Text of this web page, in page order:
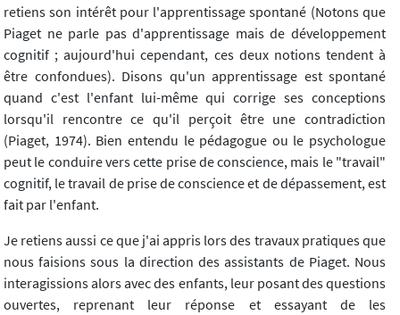
retiens son intérêt pour l'apprentissage spontané (Notons que
Piaget ne parle pas d'apprentissage mais de développement
cognitif ; aujourd'hui cependant, ces deux notions tendent à
être confondues). Disons qu'un apprentissage est spontané
quand c'est l'enfant lui-même qui corrige ses conceptions
lorsqu'il rencontre ce qu'il perçoit être une contradiction
(Piaget, 1974). Bien entendu le pédagogue ou le psychologue
peut le conduire vers cette prise de conscience, mais le "travail"
cognitif, le travail de prise de conscience et de dépassement, est
fait par l'enfant.
Je retiens aussi ce que j'ai appris lors des travaux pratiques que
nous faisions sous la direction des assistants de Piaget. Nous
interagissions alors avec des enfants, leur posant des questions
ouvertes, reprenant leur réponse et essayant de les